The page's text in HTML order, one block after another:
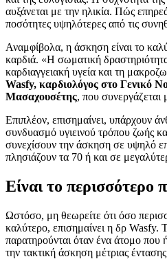
αυξάνεται με την ηλικία. Πώς
ποσότητες υψηλότερες από τις
Αναμφίβολα, η άσκηση είναι το
καρδιά. «Η σωματική
καρδιαγγειακή υγεία και τη
Wasfy, καρδιολόγος στο Γενικό
Μασαχουσέτης, που
Επιπλέον, επισημαίνει, υπάρχουν
συνδυασμό υγιεινού τρόπου ζωής
συνεχίσουν την άσκηση σε υψηλό
πλησιάζουν τα 70 ή και σε
Είναι το περισσότερο
Ωστόσο, μη θεωρείτε ότι όσο
καλύτερο, επισημαίνει η δρ Wasfy.
παρατηρούνται όταν ένα άτομο που
την τακτική άσκηση μέτριας